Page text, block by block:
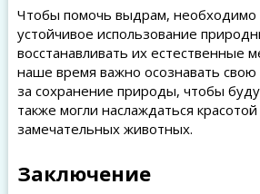
Чтобы помочь выдрам,
устойчивое использование
восстанавливать их естественные
наше время важно осознавать свою
за сохранение природы, чтобы
также могли наслаждаться
замечательных животных.
Заключение